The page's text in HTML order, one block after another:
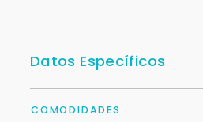
Datos Específicos
COMODIDADES